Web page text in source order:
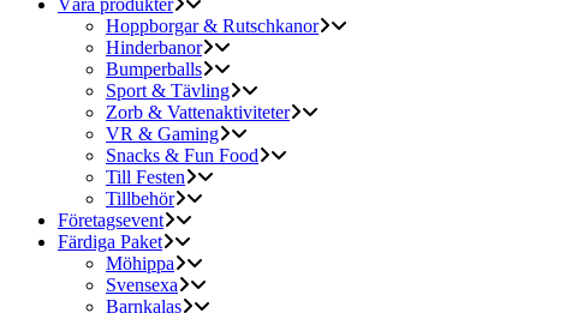
Våra produkter
Hoppborgar & Rutschkanor
Hinderbanor
Bumperballs
Sport & Tävling
Zorb & Vattenaktiviteter
VR & Gaming
Snacks & Fun Food
Till Festen
Tillbehör
Företagsevent
Färdiga Paket
Möhippa
Svensexa
Barnkalas